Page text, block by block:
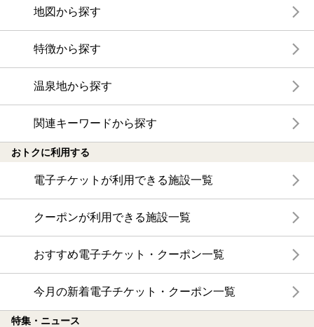
地図から探す
特徴から探す
温泉地から探す
関連キーワードから探す
おトクに利用する
電子チケットが利用できる施設一覧
クーポンが利用できる施設一覧
おすすめ電子チケット・クーポン一覧
今月の新着電子チケット・クーポン一覧
特集・ニュース